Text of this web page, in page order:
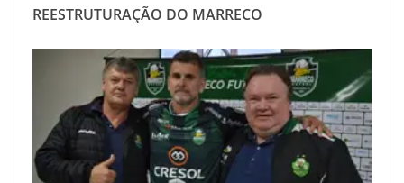
REESTRUTURAÇÃO DO MARRECO